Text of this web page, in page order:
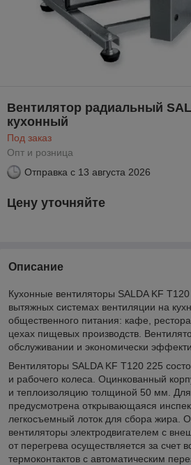
Вентилятор радиальный
кухонный
Под заказ
Опт и розница
Отправка с 13 августа 2026
Цену уточняйте
Описание
Кухонные вентиляторы SALDA KF
вытяжных системах вентиляции на
общественного питания: кафе,
цехах пищевых производств.
обслуживании и экономически
Вентиляторы SALDA KF T120 225
и рабочего колеса. Оцинкованный
и теплоизоляцию толщиной 50 мм. Для
предусмотрена открывающаяся
легкосъемный лоток для сбора жира.
вентиляторы электродвигателем с
от перегрева осуществляется за счет
термоконтактов с автоматическим